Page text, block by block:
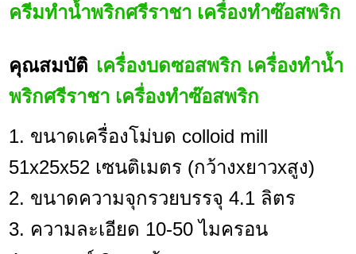
ครีมทำน้ำพริกศรีราชา เครื่องทำซ๊อสพริก
คุณสมบัติ เครื่องบดซอสพริก เครื่องทำน้ำ
พริกศรีราชา เครื่องทำซ๊อสพริก
1. ขนาดเครื่องโม่บด colloid mill
51x25x52 เซนติเมตร (กว้างxยาวxสูง)
2. ขนาดความจุกรวยบรรจุ 4.1 ลิตร
3. ความละเอียด 10-50 ไมครอน